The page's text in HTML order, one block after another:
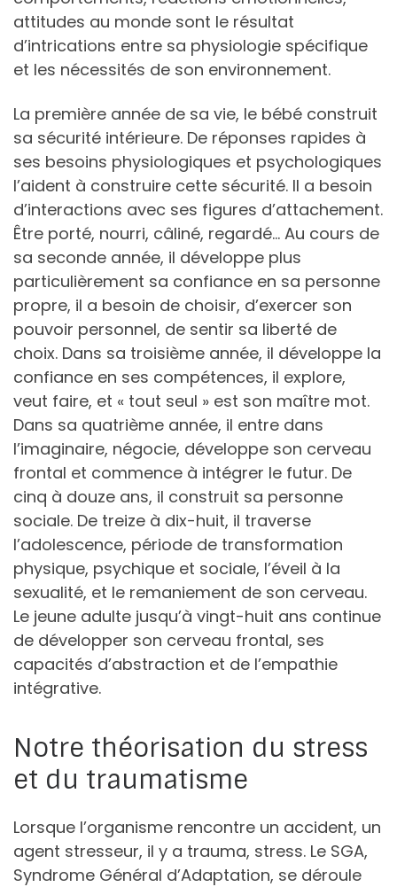
attitudes au monde sont le résultat
d’intrications entre sa physiologie spécifique
et les nécessités de son environnement.
La première année de sa vie, le bébé construit
sa sécurité intérieure. De réponses rapides à
ses besoins physiologiques et psychologiques
l’aident à construire cette sécurité. Il a besoin
d’interactions avec ses figures d’attachement.
Être porté, nourri, câliné, regardé… Au cours de
sa seconde année, il développe plus
particulièrement sa confiance en sa personne
propre, il a besoin de choisir, d’exercer son
pouvoir personnel, de sentir sa liberté de
choix. Dans sa troisième année, il développe la
confiance en ses compétences, il explore,
veut faire, et « tout seul » est son maître mot.
Dans sa quatrième année, il entre dans
l’imaginaire, négocie, développe son cerveau
frontal et commence à intégrer le futur. De
cinq à douze ans, il construit sa personne
sociale. De treize à dix-huit, il traverse
l’adolescence, période de transformation
physique, psychique et sociale, l’éveil à la
sexualité, et le remaniement de son cerveau.
Le jeune adulte jusqu’à vingt-huit ans continue
de développer son cerveau frontal, ses
capacités d’abstraction et de l’empathie
intégrative.
Notre théorisation du stress
et du traumatisme
Lorsque l’organisme rencontre un accident, un
agent stresseur, il y a trauma, stress. Le SGA,
Syndrome Général d’Adaptation, se déroule